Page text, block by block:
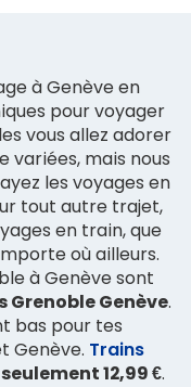
à Genève en
pour voyager
vous allez adorer
variées, mais nous
les voyages en
tout autre trajet,
en train, que
où ailleurs.
à Genève sont
Grenoble Genève.
bas pour tes
Genève. Trains
12,99 €.